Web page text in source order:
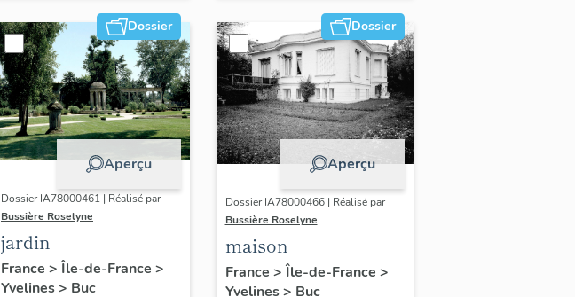
Dossier
Aperçu
Dossier IA78000461 | Réalisé par
Bussière Roselyne
jardin
France > Île-de-France >
Yvelines> Buc
Dossier
Aperçu
Dossier IA78000466 | Réalisé par
Bussière Roselyne
maison
France > Île-de-France >
Yvelines> Buc